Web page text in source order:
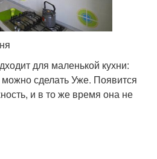
для маленькой кухни:
можно сделать Уже. Появится
и в то же время она не